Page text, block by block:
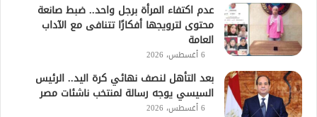
عدم اكتفاء المرأة برجل واحد.. ضبط صانعة
محتوى لترويجها أفكارًا تتنافى مع الآداب
العامة
6 أغسطس، 2026
بعد التأهل لنصف نهائي كرة اليد.. الرئيس
السيسي يوجه رسالة لمنتخب ناشئات مصر
6 أغسطس، 2026